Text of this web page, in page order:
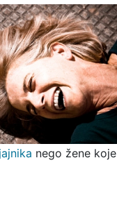
nego žene koje